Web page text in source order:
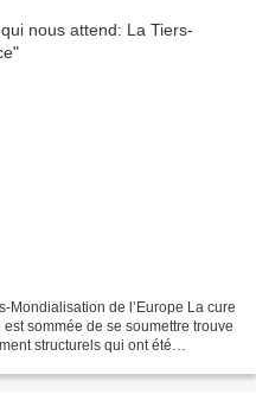
Mondialisation de l’Europe La cure
sommée de se soumettre trouve
structurels qui ont été